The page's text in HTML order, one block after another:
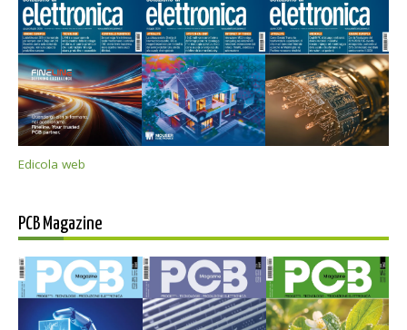
Edicola web
PCB Magazine